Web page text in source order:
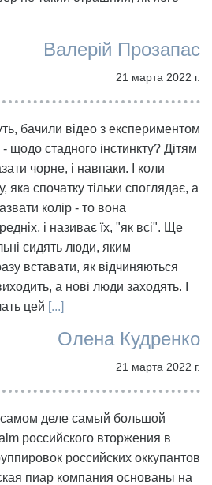
Валерій Прозапас
21 марта 2022 г.
бачили відео з експериментом
- щодо стадного інстинкту? Дітям
чорне, і навпаки. І коли
яка спочатку тільки споглядає, а
колір - то вона
і називає їх, "як всі". Ще
сидять люди, яким
вставати, як відчиняються
а нові люди заходять. І
цей [...]
Олена Кудренко
21 марта 2022 г.
самом деле самый большой
российского вторжения в
российских оккупантов
пиар компания основаны на